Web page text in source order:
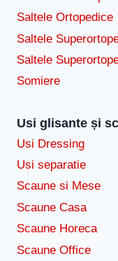
Saltele Ortopedice
Saltele
Saltele
Somiere
Usi glisante și
Usi Dressing
Usi separatie
Scaune si Mese
Scaune Casa
Scaune Horeca
Scaune Office